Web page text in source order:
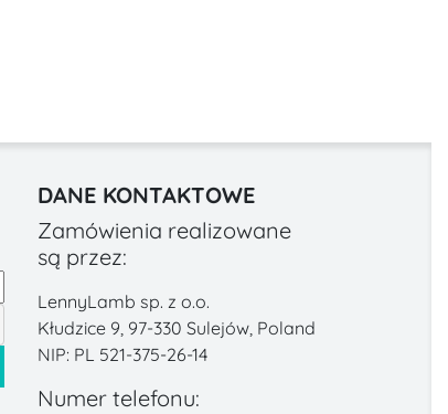
DANE KONTAKTOWE
Zamówienia realizowane
są przez:
LennyLamb sp. z o.o.
Kłudzice 9, 97-330 Sulejów, Poland
NIP: PL 521-375-26-14
Numer telefonu: